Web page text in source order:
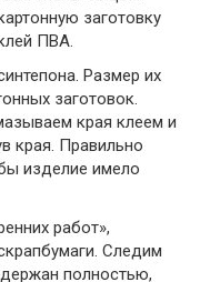
заготовку
ПВА.
Размер их
заготовок.
края клеем и
края. Правильно
изделие имело
работ»,
Следим
полностью,